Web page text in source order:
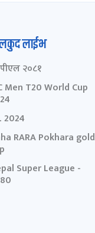
लाईभ
२०८१
Men T20 World Cup
2024
RARA Pokhara gold
Super League -